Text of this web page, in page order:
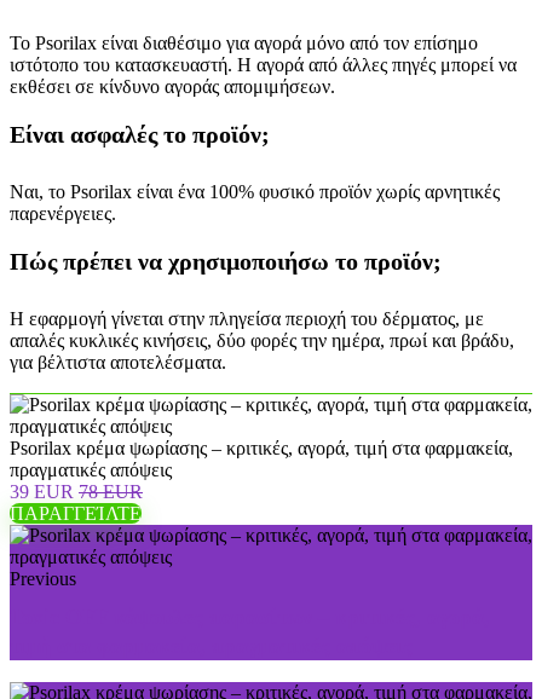
Το Psorilax είναι διαθέσιμο για αγορά μόνο από τον επίσημο
ιστότοπο του κατασκευαστή. Η αγορά από άλλες πηγές μπορεί να
εκθέσει σε κίνδυνο αγοράς απομιμήσεων.
Είναι ασφαλές το προϊόν;
Ναι, το Psorilax είναι ένα 100% φυσικό προϊόν χωρίς αρνητικές
παρενέργειες.
Πώς πρέπει να χρησιμοποιήσω το προϊόν;
Η εφαρμογή γίνεται στην πληγείσα περιοχή του δέρματος, με
απαλές κυκλικές κινήσεις, δύο φορές την ημέρα, πρωί και βράδυ,
για βέλτιστα αποτελέσματα.
Psorilax κρέμα ψωρίασης – κριτικές, αγορά, τιμή στα φαρμακεία,
πραγματικές απόψεις
39 EUR 78 EUR
ΠΑΡΑΓΓΕΊΛΤΕ
Previous